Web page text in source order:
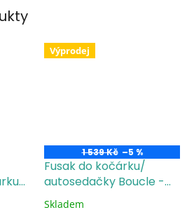
Výprodej
1 539 Kč –5 %
Fusak do kočárku/
autosedačky Boucle -
béžová
Průměrné
Skladem